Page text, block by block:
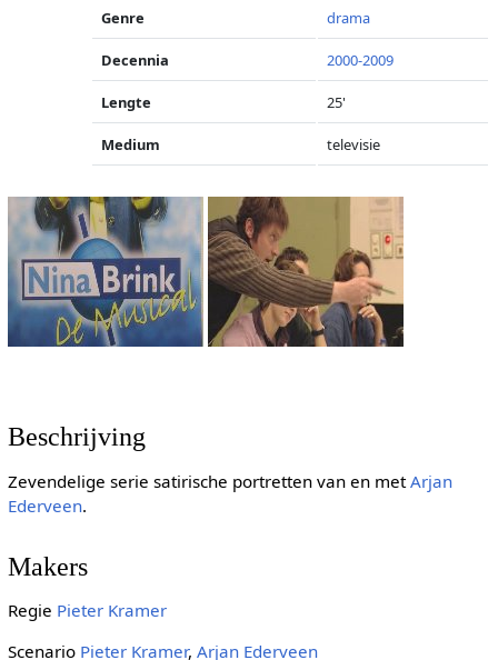
Genre drama
Decennia 2000-2009
Lengte 25'
Medium televisie
Beschrijving
Zevendelige serie satirische portretten van en metArjan
Ederveen.
Makers
Regie Pieter Kramer
Scenario Pieter Kramer, Arjan Ederveen